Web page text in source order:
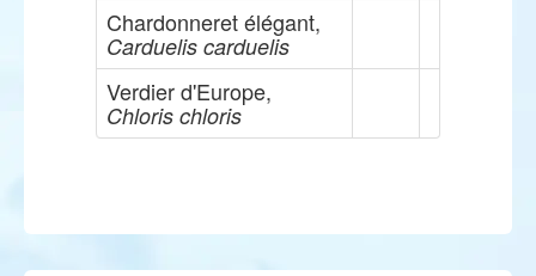
Chardonneret élégant,
Carduelis carduelis
Verdier d'Europe,
Chloris chloris